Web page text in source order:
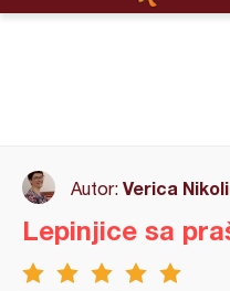
Autor: Verica
Lepinjice sa